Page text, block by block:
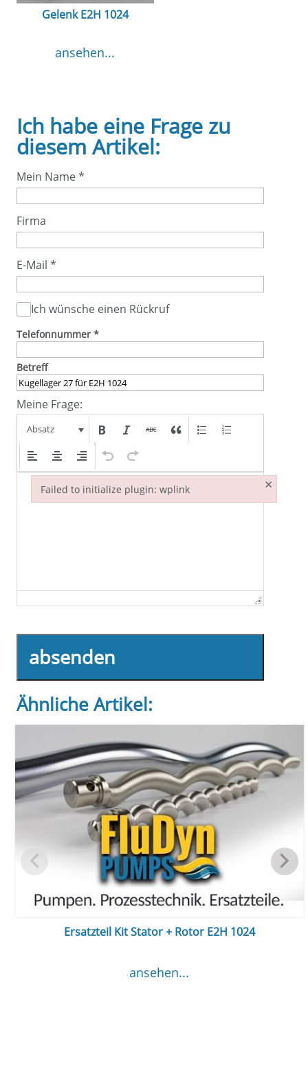
Gelenk E2H 1024
ansehen...
Ich habe eine Frage zu
diesem Artikel:
Mein Name*
Firma
E-Mail *
Ich wünsche einen Rückruf
Telefonnummer *
Betreff
Meine Frage:
Absatz
absenden
Ähnliche Artikel:
Ersatzteil Kit Stator + Rotor E2H 1024
ansehen...
Failed to initialize plugin: wplink ×
Failed to initialize plugin: wplink